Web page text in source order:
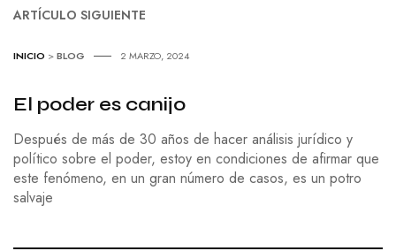
ARTÍCULO SIGUIENTE
INICIO >BLOG 2 MARZO, 2024
El poder es canijo
Después de más de 30 años de hacer análisis jurídico y
político sobre el poder, estoy en condiciones de afirmar que
este fenómeno, en un gran número de casos, es un potro
salvaje